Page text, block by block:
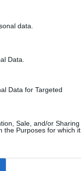
data.
Data.
Data for Targeted
Sale, and/or Sharing
the Purposes for which it